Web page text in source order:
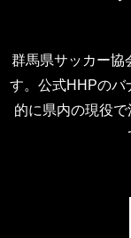
群馬県サッカー協
す。公式HHPのバ
的に県内の現役